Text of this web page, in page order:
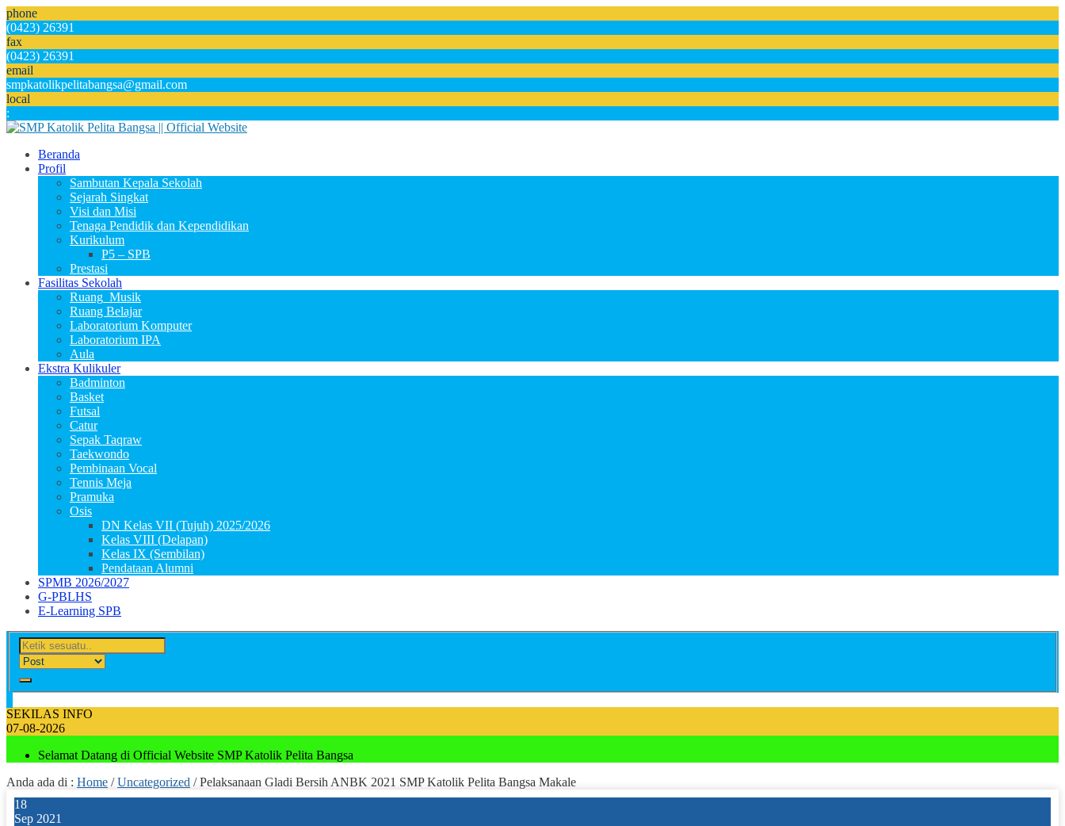
phone
(0423) 26391
fax
(0423) 26391
email
smpkatolikpelitabangsa@gmail.com
local
:
Beranda
Profil
Sambutan Kepala Sekolah
Sejarah Singkat
Visi dan Misi
Tenaga Pendidik dan Kependidikan
Kurikulum
P5 – SPB
Prestasi
Fasilitas Sekolah
Ruang_Musik
Ruang Belajar
Laboratorium Komputer
Laboratorium IPA
Aula
Ekstra Kulikuler
Badminton
Basket
Futsal
Catur
Sepak Taqraw
Taekwondo
Pembinaan Vocal
Tennis Meja
Pramuka
Osis
DN Kelas VII (Tujuh) 2025/2026
Kelas VIII (Delapan)
Kelas IX (Sembilan)
Pendataan Alumni
SPMB 2026/2027
G-PBLHS
E-Learning SPB
SEKILAS INFO
07-08-2026
Selamat Datang di Official Website SMP Katolik Pelita Bangsa
Anda ada di : Home /Uncategorized /Pelaksanaan Gladi Bersih ANBK 2021 SMP Katolik Pelita Bangsa Makale
18
Sep 2021